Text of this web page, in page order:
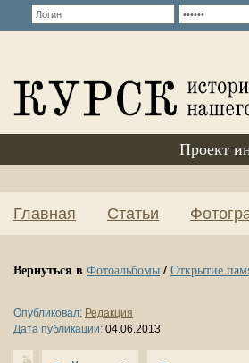
Проект
Главная Статьи
Вернуться в Фотоальбомы/ Открытие
Опубликовал: Редакция
Дата публикации: 04.06.2013